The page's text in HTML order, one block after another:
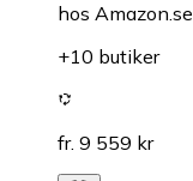
hos Amazon.se
+10 butiker
fr. 9 559 kr